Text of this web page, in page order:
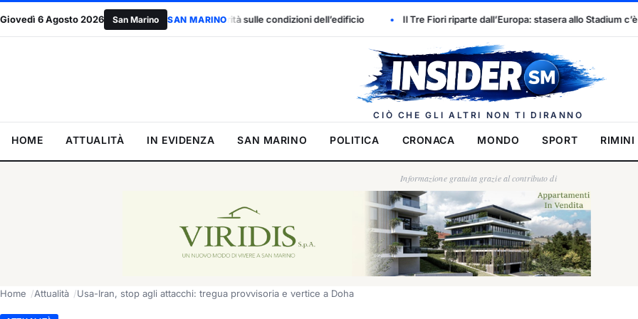
Giovedì 6 Agosto 2026 San Marino SAN MARINO
al Governo la verità sulle condizioni dell’edificio Il Tre Fiori riparte dall’Europa: stasera allo Stadium c’è il Drita, e stavolta il sogno
CIÒ CHE GLI ALTRI NON TI DIRANNO
HOME ATTUALITÀ IN EVIDENZA SAN MARINO POLITICA CRONACA MONDO SPORT RIMINI
Informazione gratuita grazie al contributo di
Home Attualità Usa-Iran, stop agli attacchi: tregua provvisoria e vertice a Doha